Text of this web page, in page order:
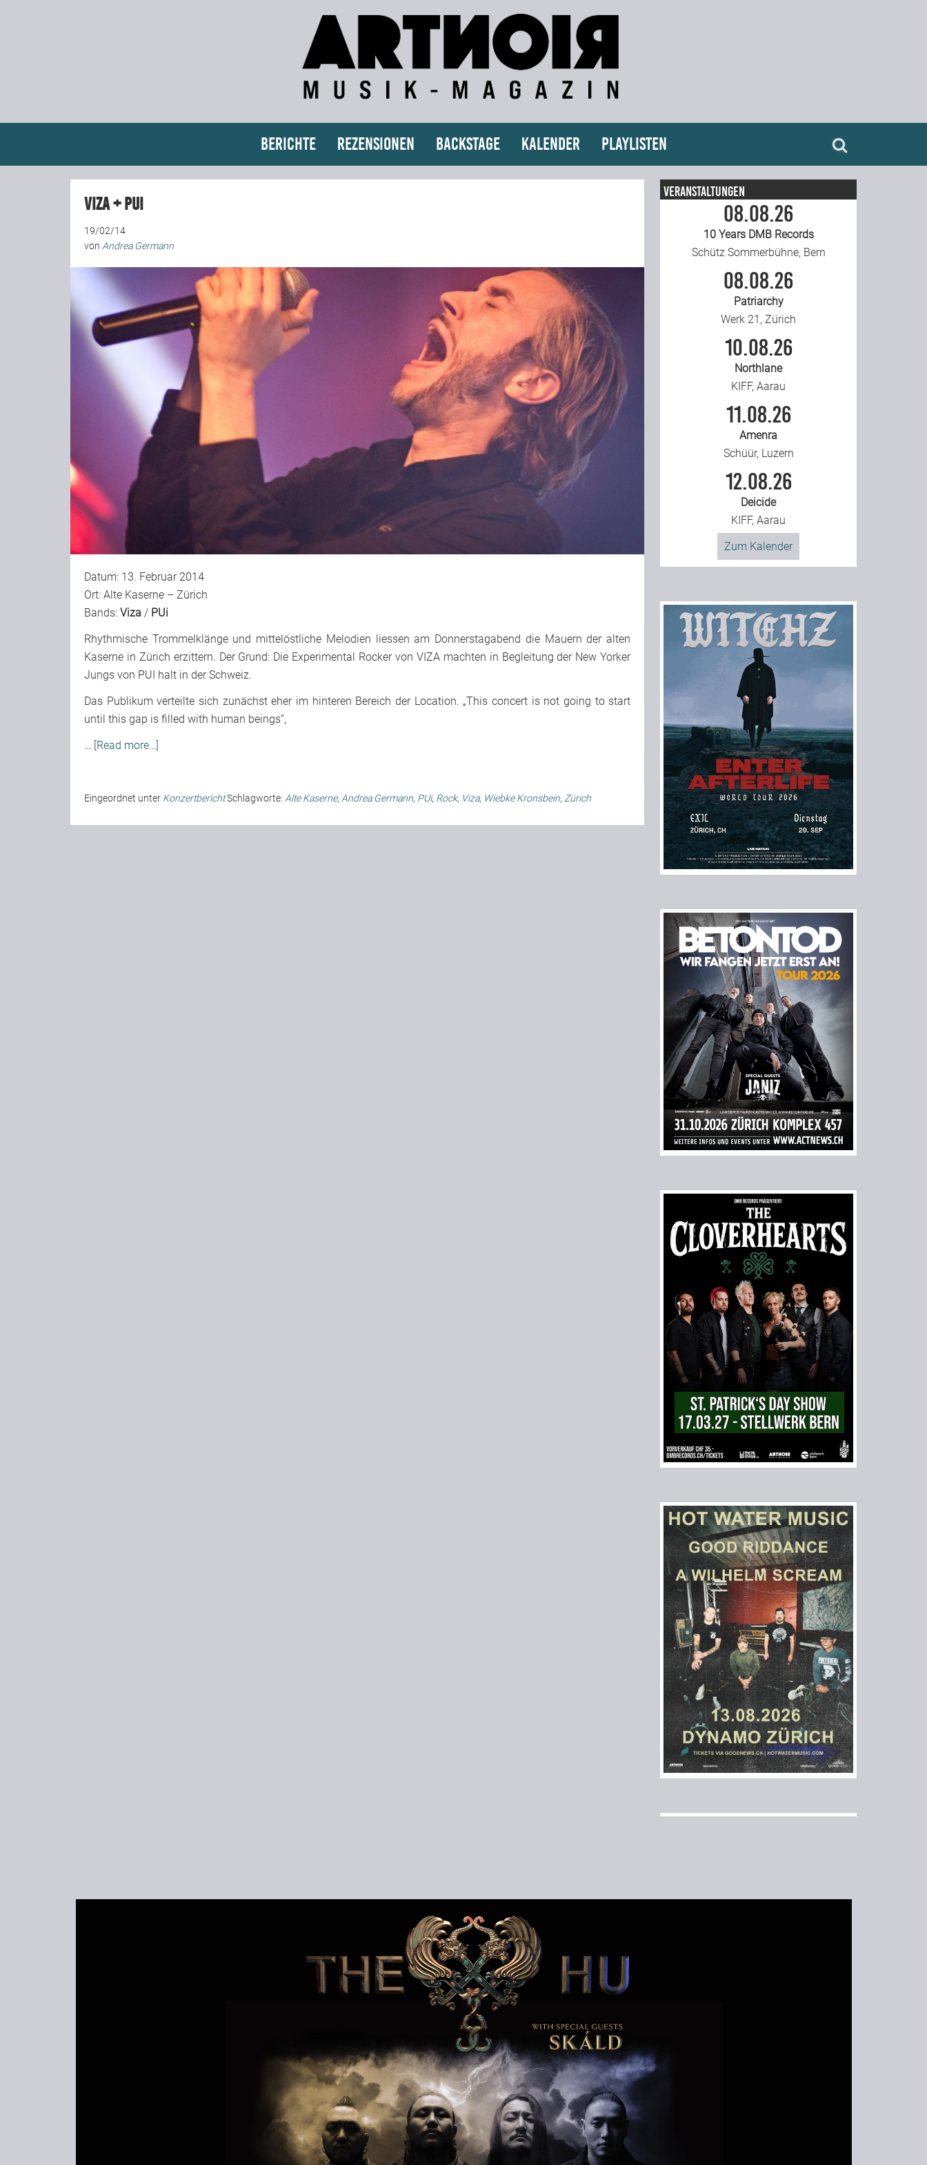
Berichte Rezensionen Backstage Kalender Playlisten
VIZA + PUI
19/02/14
von Andrea Germann
Datum: 13. Februar 2014
Ort: Alte Kaserne – Zürich
Bands: Viza / PUi
Rhythmische Trommelklänge und mittelöstliche Melodien liessen am Donnerstagabend die Mauern der alten
Kaserne in Zürich erzittern. Der Grund: Die Experimental Rocker von VIZA machten in Begleitung der New Yorker
Jungs von PUI halt in der Schweiz.
Das Publikum verteilte sich zunächst eher im hinteren Bereich der Location. „This concert is not going to start
until this gap is filled with human beings”,
… [Read more…]
Eingeordnet unter KonzertberichtSchlagworte: Alte Kaserne, Andrea Germann, PUi, Rock, Viza, Wiebke Kronsbein, Zürich
Veranstaltungen
08.08.26
10 Years DMB Records
Schütz Sommerbühne, Bern
08.08.26
Patriarchy
Werk 21, Zürich
10.08.26
Northlane
KIFF, Aarau
11.08.26
Amenra
Schüür, Luzern
12.08.26
Deicide
KIFF, Aarau
Zum Kalender